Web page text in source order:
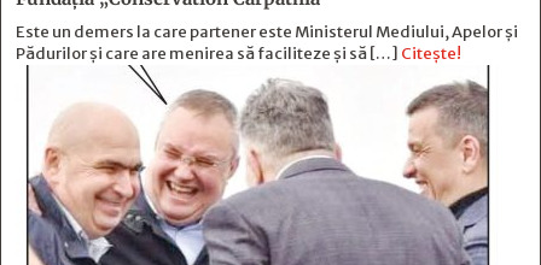
Este un demers la care partener este Ministerul Mediului, Apelor și
Pădurilor și care are menirea să faciliteze și să […] Citește!